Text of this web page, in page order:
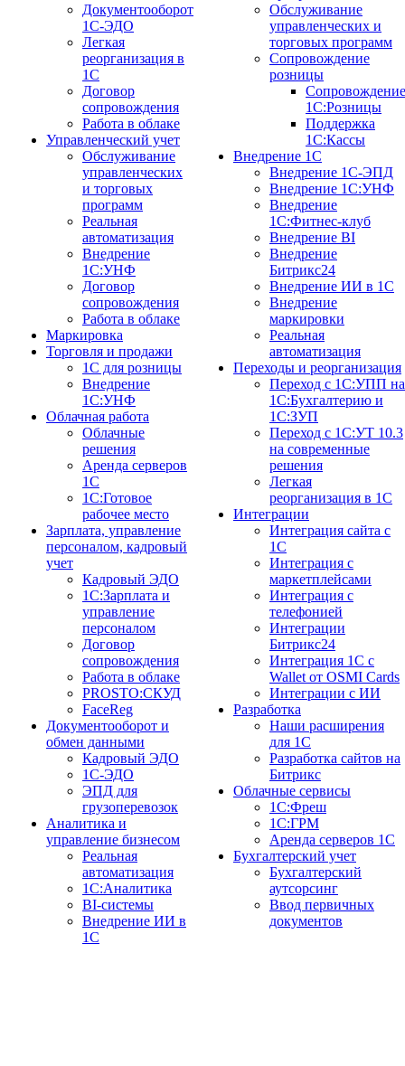
Документооборот
1С-ЭДО
Легкая
реорганизация в
1С
Договор
сопровождения
Работа в облаке
Управленческий учет
Обслуживание
управленческих
и торговых
программ
Реальная
автоматизация
Внедрение
1С:УНФ
Договор
сопровождения
Работа в облаке
Маркировка
Торговля и продажи
1С для розницы
Внедрение
1С:УНФ
Облачная работа
Облачные
решения
Аренда серверов
1С
1C:Готовое
рабочее место
Зарплата, управление
персоналом, кадровый
учет
Кадровый ЭДО
1С:Зарплата и
управление
персоналом
Договор
сопровождения
Работа в облаке
PROSTO:СКУД
FaceReg
Документооборот и
обмен данными
Кадровый ЭДО
1С-ЭДО
ЭПД для
грузоперевозок
Аналитика и
управление бизнесом
Реальная
автоматизация
1С:Аналитика
BI-системы
Внедрение ИИ в
1С
Обслуживание
управленческих и
торговых программ
Сопровождение
розницы
Сопровождение
1С:Розницы
Поддержка
1С:Кассы
Внедрение 1С
Внедрение 1С-ЭПД
Внедрение 1С:УНФ
Внедрение
1С:Фитнес-клуб
Внедрение BI
Внедрение
Битрикс24
Внедрение ИИ в 1С
Внедрение
маркировки
Реальная
автоматизация
Переходы и реорганизация
Переход с 1С:УПП на
1С:Бухгалтерию и
1С:ЗУП
Переход с 1С:УТ 10.3
на современные
решения
Легкая
реорганизация в 1С
Интеграции
Интеграция сайта с
1С
Интеграция с
маркетплейсами
Интеграция с
телефонией
Интеграции
Битрикс24
Интеграция 1С с
Wallet от OSMI Cards
Интеграции с ИИ
Разработка
Наши расширения
для 1С
Разработка сайтов на
Битрикс
Облачные сервисы
1С:Фреш
1С:ГРМ
Аренда серверов 1С
Бухгалтерский учет
Бухгалтерский
аутсорсинг
Ввод первичных
документов